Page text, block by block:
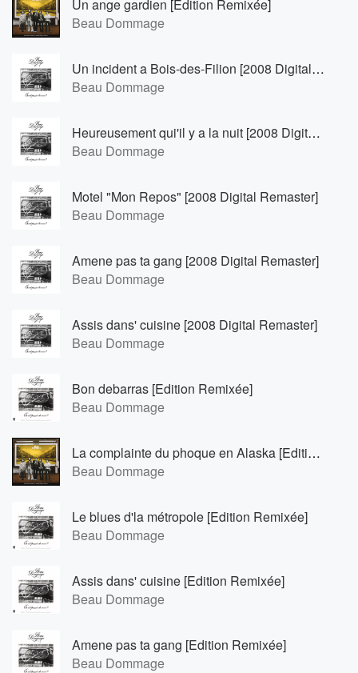
Un ange gardien [Edition Remixée]
Beau Dommage
Un incident a Bois-des-Filion [2008 Digital Remaster]
Beau Dommage
Heureusement qui'il y a la nuit [2008 Digital Remaster]
Beau Dommage
Motel "Mon Repos" [2008 Digital Remaster]
Beau Dommage
Amene pas ta gang [2008 Digital Remaster]
Beau Dommage
Assis dans' cuisine [2008 Digital Remaster]
Beau Dommage
Bon debarras [Edition Remixée]
Beau Dommage
La complainte du phoque en Alaska [Edition Remixée]
Beau Dommage
Le blues d'la métropole [Edition Remixée]
Beau Dommage
Assis dans' cuisine [Edition Remixée]
Beau Dommage
Amene pas ta gang [Edition Remixée]
Beau Dommage